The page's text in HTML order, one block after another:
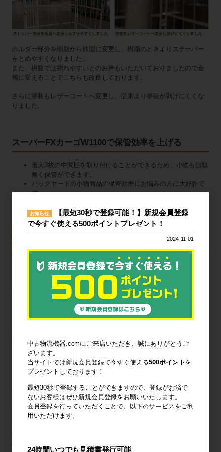
ホルダー部分を樹脂から鉄製に変更し、樹脂のときよりステーバー
をとめやすくなりました。
また、樹脂では割れやすいとのお声もいただいておりましたので金
属に変えることでこちらも改良しております。
さらに塗装もレザーコートへ変更し、従来より塗装が剥げにくくな
りました。
スーパーFXカーゴW1100で保管効率を上げる
最大3枚の中間棚を取り付けることができるため、小物も無駄
無く保管ができます。
バックヤードの小物商品の保管効率にお悩みの方に大好評で
す。
きます。
お知らせ
【最短30秒で登録可能！】新規会員登録
で今すぐ使える500ポイントプレゼント！
2024-11-01
中古物流機器.comにご来店いただき、誠にありがとうご
ざいます。
当サイトでは新規会員登録で今すぐ使える500ポイント を
プレゼントしております！
最短30秒で登録することができますので、登録がお済で
ないお客様はぜひ新規会員登録をお願いいたします。
会員登録を行っていただくことで、以下のサービスをご利
用いただけます。
24時間いつでも見積書発行可能